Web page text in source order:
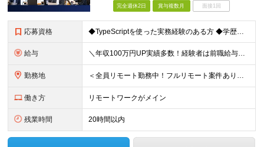
完全週休2日 賞与複数月 面接1回
応募資格 ◆TypeScriptを使った実務経験のある方 ◆学歴不問 【こんな方をお待ちしています！】 ■常に新しい仕組みやテクノロジーを模索したい方 ■クラウドを使い倒してスキルアップしたい方 ■運用自動化
給与 ＼年収100万円UP実績多数！経験者は前職給与保証／ ★想定年収400～800万円 ※ご経験・スキル・資格を考慮して決定します 月給29.1万円～＋テレワーク手当2万円＋賞与年2回 ※上記金額には固
勤務地 ＜全員リモート勤務中！フルリモート案件あり＞ 本社：東京都中央区銀座2-14-4 銀座スクエア8F ★リモートができるため、地方在住者も3割ほどいます！ ★フルリモートの場合でも、必要に応じて月
働き方 リモートワークがメイン
残業時間 20時間以内